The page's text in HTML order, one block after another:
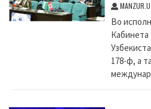
Во
178-ф, а